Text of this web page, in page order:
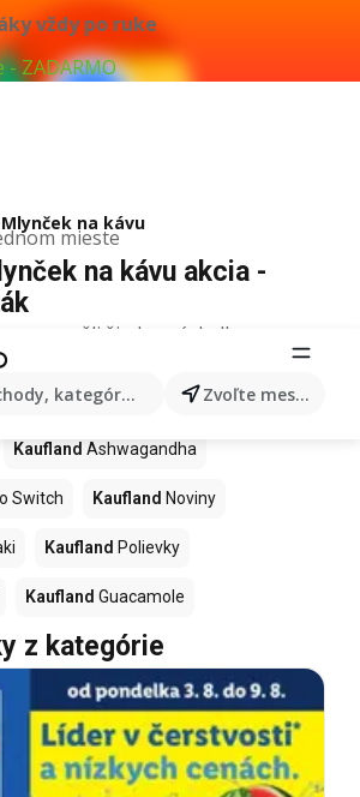
vždy po ruke
ZADARMO
mieste
kategórie, produkty... Zvoľte mesto
na kávu
na kávu akcia -
nenašli žiadne výsledky.
v obchodoch
Kaufland Ashwagandha
Switch Kaufland Noviny
Kaufland Polievky
Kaufland Guacamole
z kategórie